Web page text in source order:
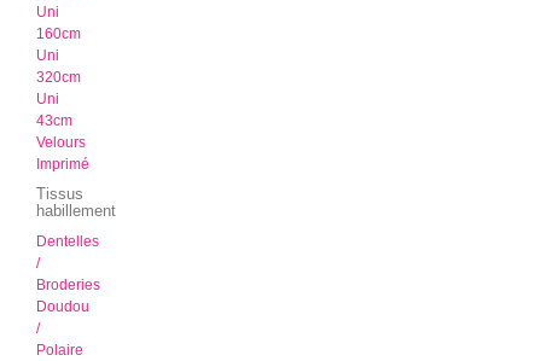
Uni
160cm
Uni
320cm
Uni
43cm
Velours
Imprimé
Tissus
habillement
Dentelles
/
Broderies
Doudou
/
Polaire